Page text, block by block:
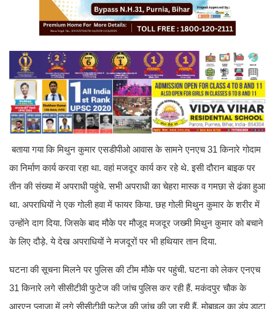
बताया गया कि मिथुन कुमार एसडीपीओ आवास के सामने एनएच 31 किनारे गोदाम
का निर्माण कार्य करवा रहा था. वहां मजदूर कार्य कर रहे थे. इसी दौरान बाइक पर
तीन की संख्या में अपराधी पहुंचे. सभी अपराधी का चेहरा मास्क व गमछा से ढंका हुआ
था. अपराधियों ने एक गोली हवा में फायर किया. छह गोली मिथुन कुमार के शरीर में
उन्होंने दाग दिया. जिसके बाद मौके पर मौजूद मजदूर जख्मी मिथुन कुमार को बचाने
के लिए दौड़े. ये देख अपराधियों ने मजदूरों पर भी हथियार तान दिया.
घटना की सूचना मिलने पर पुलिस की टीम मौके पर पहुंची. घटना को लेकर एनएच
31 किनारे लगे सीसीटीवी फुटेज की जांच पुलिस कर रही हैं. मकंदपुर चौक के
आरएन प्लाजा में लगे सीसीटीवी फुटेज की जांच की जा रही हैं. मोबाइल का डंप डाटा